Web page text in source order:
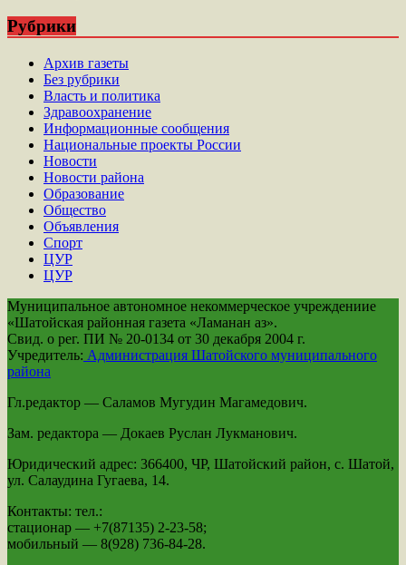
Рубрики
Архив газеты
Без рубрики
Власть и политика
Здравоохранение
Информационные сообщения
Национальные проекты России
Новости
Новости района
Образование
Общество
Объявления
Спорт
ЦУР
ЦУР
Муниципальное автономное некоммерческое учреждениие
«Шатойская районная газета «Ламанан аз».
Свид. о рег. ПИ № 20-0134 от 30 декабря 2004 г.
Учредитель: Администрация Шатойского муниципального
района
Гл.редактор — Саламов Мугудин Магамедович.
Зам. редактора — Докаев Руслан Лукманович.
Юридический адрес: 366400, ЧР, Шатойский район, с. Шатой,
ул. Салаудина Гугаева, 14.
Контакты: тел.:
стационар — +7(87135) 2-23-58;
мобильный — 8(928) 736-84-28.